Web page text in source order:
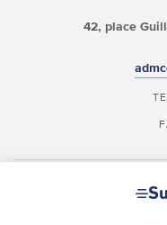
42, place